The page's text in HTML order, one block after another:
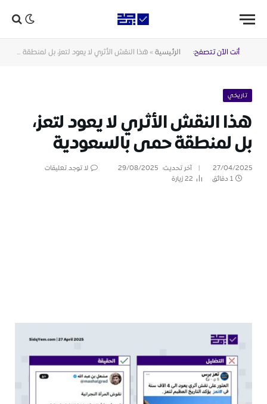
أنت الآن تتصفح: الرئيسية » هذا النقش الأثري لا يعود لتعز، بل لمنطقة حمى بالسعودية
تاريخي
هذا النقش الأثري لا يعود لتعز،
بل لمنطقة حمى بالسعودية
27/04/2025 آخر تحديث: 29/08/2025
لا توجد تعليقات
1 دقائق
22زيارة